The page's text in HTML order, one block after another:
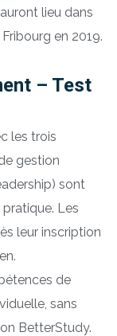
lieu dans
en 2019.
– Test
les trois
gestion
sont
Les
leur inscription
de
sans
BetterStudy.